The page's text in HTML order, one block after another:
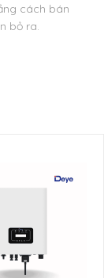
cách bán
bỏ ra.